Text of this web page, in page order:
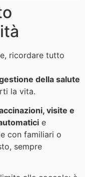
ricordare tutto
della salute
la vita.
visite e
e
con familiari o
sempre